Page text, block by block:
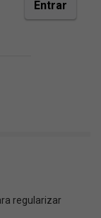
regularizar